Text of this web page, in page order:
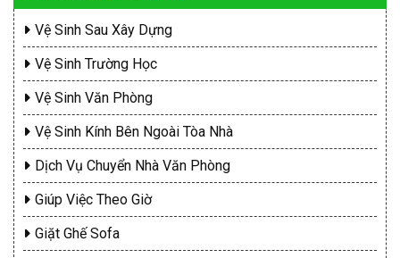
Vệ Sinh Sau Xây Dựng
Vệ Sinh Trường Học
Vệ Sinh Văn Phòng
Vệ Sinh Kính Bên Ngoài Tòa Nhà
Dịch Vụ Chuyển Nhà Văn Phòng
Giúp Việc Theo Giờ
Giặt Ghế Sofa